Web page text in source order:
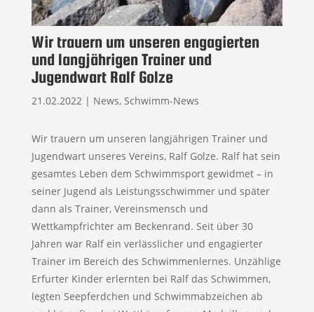
Wir trauern um unseren engagierten
und langjährigen Trainer und
Jugendwart Ralf Golze
21.02.2022 | News, Schwimm-News
Wir trauern um unseren langjährigen Trainer und
Jugendwart unseres Vereins, Ralf Golze. Ralf hat sein
gesamtes Leben dem Schwimmsport gewidmet – in
seiner Jugend als Leistungsschwimmer und später
dann als Trainer, Vereinsmensch und
Wettkampfrichter am Beckenrand. Seit über 30
Jahren war Ralf ein verlässlicher und engagierter
Trainer im Bereich des Schwimmenlernes. Unzählige
Erfurter Kinder erlernten bei Ralf das Schwimmen,
legten Seepferdchen und Schwimmabzeichen ab